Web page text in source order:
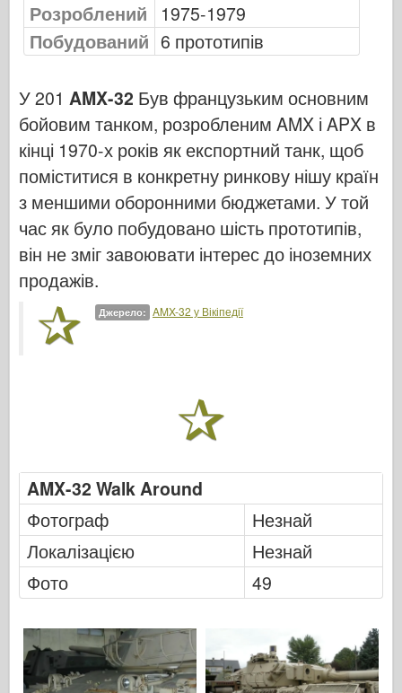
Клуб AFV
Повітрянийфікс
Впс
Модель АЗ
Чорна собака
Кібер-хобі
Дніпромодель
Дракон
Хасеґава
Хеллер
ХобіБос
Моделі IBG
Icm
Італьєрі
Розроблений
1975-1979
Побудований 6 прототипів
У 201 AMX-32 Був французьким основним
бойовим танком, розробленим AMX і APX в
кінці 1970-х років як експортний танк, щоб
поміститися в конкретну ринкову нішу країн
з меншими оборонними бюджетами. У той
час як було побудовано шість прототипів,
він не зміг завоювати інтерес до іноземних
продажів.
Джерело: AMX-32 у Вікіпедії
AMX-32 Walk Around
Фотограф
Незнай
Локалізацією
Незнай
Фото
49